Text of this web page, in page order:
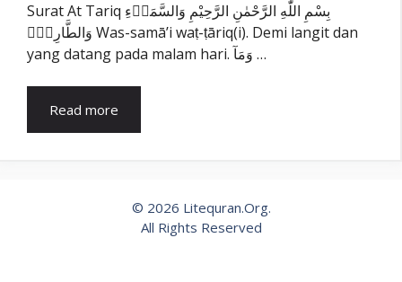
Surat At Tariq بِسْمِ اللّٰهِ الرَّحْمٰنِ الرَّحِيْمِ وَالسَّمَاۤءِ
وَالطَّارِقِۙ Was-samā’i waṭ-ṭāriq(i). Demi langit dan
yang datang pada malam hari. وَمَآ …
Read more
© 2026 Litequran.Org.
All Rights Reserved